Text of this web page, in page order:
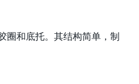
圈和底托。其结构简单，制